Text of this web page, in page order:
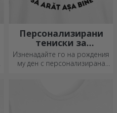
Персонализирани
тениски за
годишнини
Изненадайте го на рождения
му ден с персонализирана